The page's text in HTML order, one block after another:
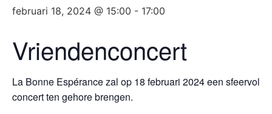
februari 18, 2024 @ 15:00 - 17:00
Vriendenconcert
La Bonne Espérance zal op 18 februari 2024 een sfeervol
concert ten gehore brengen.